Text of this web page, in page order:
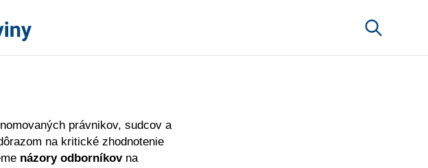
právnikov, sudcov a
na kritické zhodnotenie
názory odborníkovna